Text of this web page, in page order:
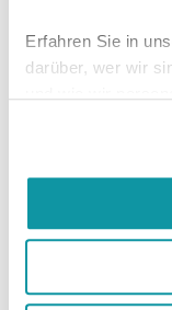
Erfahren Sie in
darüber, wer wir